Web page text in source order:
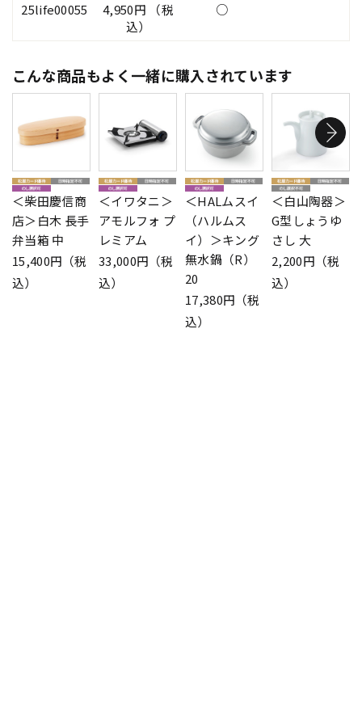
25life00055
4,950円 （税
込）
○
こんな商品もよく一緒に購入されています
＜柴田慶信商
店＞白木 長手
弁当箱 中
15,400円（税
込）
＜イワタニ＞
アモルフォ プ
レミアム
33,000円（税
込）
＜HALムスイ
（ハルムス
イ）＞キング
無水鍋（R）
20
17,380円（税
込）
＜白山陶器＞
G型しょうゆ
さし 大
2,200円（税
込）